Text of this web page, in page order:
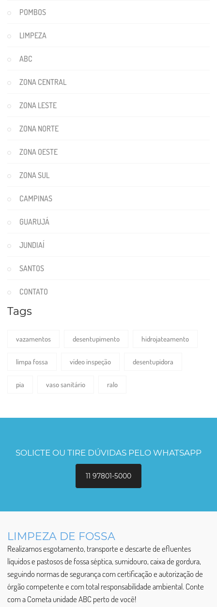
POMBOS
LIMPEZA
ABC
ZONA CENTRAL
ZONA LESTE
ZONA NORTE
ZONA OESTE
ZONA SUL
CAMPINAS
GUARUJÁ
JUNDIAÍ
SANTOS
CONTATO
Tags
vazamentos desentupimento hidrojateamento
limpa fossa vídeo inspeção desentupidora
pia vaso sanitário ralo
SOLICTE OU TIRE DÚVIDAS PELO WHATSAPP
11 97801-5000
LIMPEZA DE FOSSA
Realizamos esgotamento, transporte e descarte de efluentes
líquidos e pastosos de fossa séptica, sumidouro, caixa de gordura,
seguindo normas de segurança com certificação e autorização de
órgão competente e com total responsabilidade ambiental. Conte
com a Cometa unidade ABC perto de você!